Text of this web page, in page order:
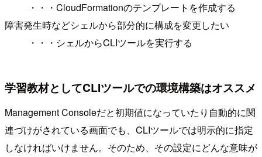
・・・CloudFormationのテンプレートを作成する
障害発生時などシェルから部分的に構成を変更したい
・・・シェルからCLIツールを実行する
学習教材としてCLIツールでの環境構築はオススメ
Management Consoleだと初期値になっていたり自動的に関
連づけがされている画面でも、CLIツールでは明示的に指定
しなければいけません。そのため、その設定にどんな意味が